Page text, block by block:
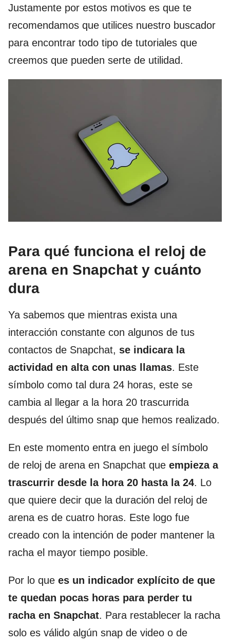
Justamente por estos motivos es que te
recomendamos que utilices nuestro buscador
para encontrar todo tipo de tutoriales que
creemos que pueden serte de utilidad.
Para qué funciona el reloj de
arena en Snapchat y cuánto
dura
Ya sabemos que mientras exista una
interacción constante con algunos de tus
contactos de Snapchat, se indicara la
actividad en alta con unas llamas. Este
símbolo como tal dura 24 horas, este se
cambia al llegar a la hora 20 trascurrida
después del último snap que hemos realizado.
En este momento entra en juego el símbolo
de reloj de arena en Snapchat que empieza a
trascurrir desde la hora 20 hasta la 24. Lo
que quiere decir que la duración del reloj de
arena es de cuatro horas. Este logo fue
creado con la intención de poder mantener la
racha el mayor tiempo posible.
Por lo que es un indicador explícito de que
te quedan pocas horas para perder tu
racha en Snapchat. Para restablecer la racha
solo es válido algún snap de video o de